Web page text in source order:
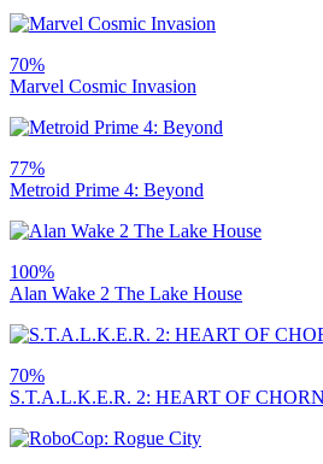
70%
Marvel Cosmic Invasion
77%
Metroid Prime 4: Beyond
100%
Alan Wake 2 The Lake House
70%
S.T.A.L.K.E.R. 2: HEART OF